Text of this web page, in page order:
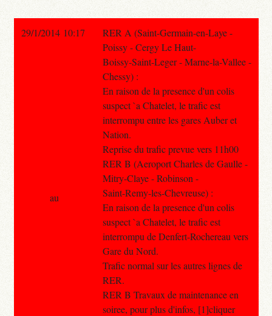
29/1/2014 10:17
RER A (Saint-Germain-en-Laye -
Poissy - Cergy Le Haut-
Boissy-Saint-Leger - Marne-la-Vallee -
Chessy) :
En raison de la presence d'un colis
suspect `a Chatelet, le trafic est
interrompu entre les gares Auber et
Nation.
Reprise du trafic prevue vers 11h00
RER B (Aeroport Charles de Gaulle -
Mitry-Claye - Robinson -
Saint-Remy-les-Chevreuse) :
En raison de la presence d'un colis
suspect `a Chatelet, le trafic est
interrompu de Denfert-Rochereau vers
Gare du Nord.
Trafic normal sur les autres lignes de
RER.
RER B Travaux de maintenance en
soiree, pour plus d'infos, [1]cliquer
au